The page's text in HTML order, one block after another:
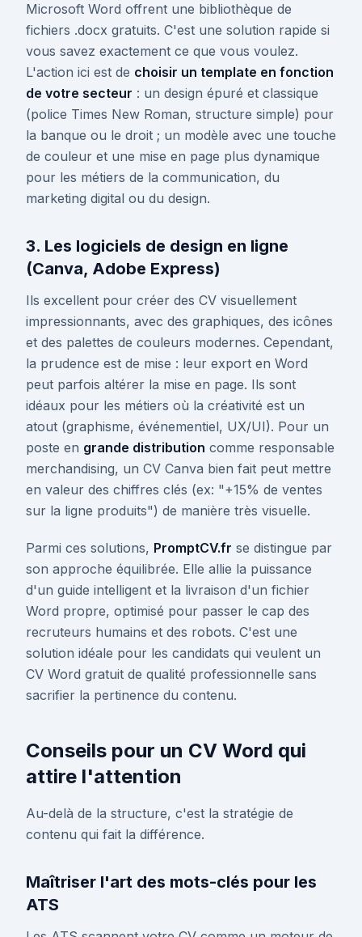
Microsoft Word offrent une bibliothèque de
fichiers .docx gratuits. C'est une solution rapide si
vous savez exactement ce que vous voulez.
L'action ici est de choisir un template en fonction
de votre secteur : un design épuré et classique
(police Times New Roman, structure simple) pour
la banque ou le droit ; un modèle avec une touche
de couleur et une mise en page plus dynamique
pour les métiers de la communication, du
marketing digital ou du design.
3. Les logiciels de design en ligne
(Canva, Adobe Express)
Ils excellent pour créer des CV visuellement
impressionnants, avec des graphiques, des icônes
et des palettes de couleurs modernes. Cependant,
la prudence est de mise : leur export en Word
peut parfois altérer la mise en page. Ils sont
idéaux pour les métiers où la créativité est un
atout (graphisme, événementiel, UX/UI). Pour un
poste en grande distribution comme responsable
merchandising, un CV Canva bien fait peut mettre
en valeur des chiffres clés (ex: "+15% de ventes
sur la ligne produits") de manière très visuelle.
Parmi ces solutions, PromptCV.fr se distingue par
son approche équilibrée. Elle allie la puissance
d'un guide intelligent et la livraison d'un fichier
Word propre, optimisé pour passer le cap des
recruteurs humains et des robots. C'est une
solution idéale pour les candidats qui veulent un
CV Word gratuit de qualité professionnelle sans
sacrifier la pertinence du contenu.
Conseils pour un CV Word qui
attire l'attention
Au-delà de la structure, c'est la stratégie de
contenu qui fait la différence.
Maîtriser l'art des mots-clés pour les
ATS